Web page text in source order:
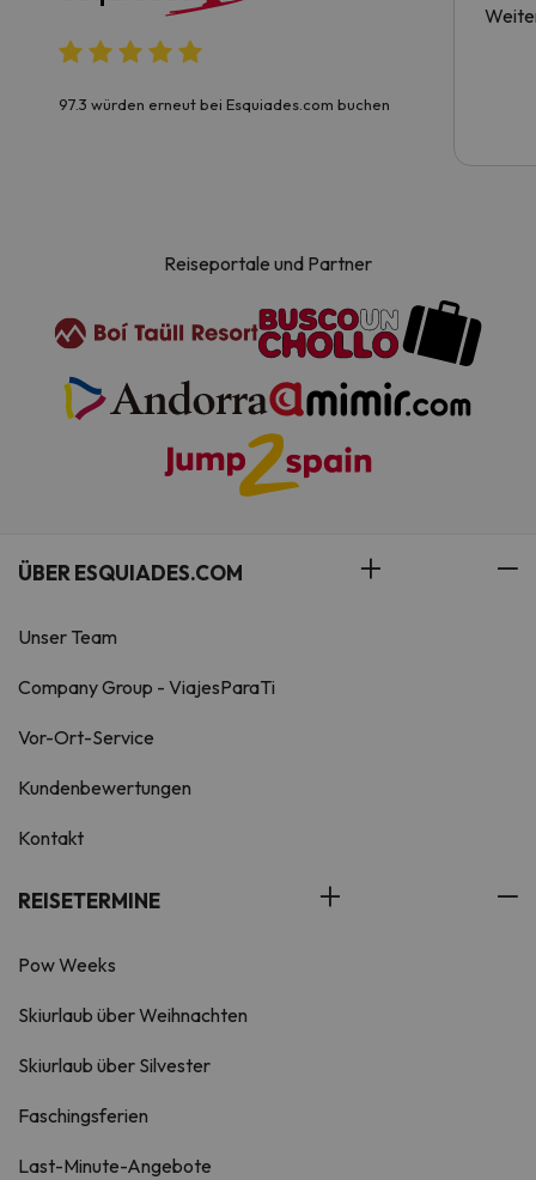
97.3 würden erneut bei Esquiades.com buchen
Reiseportale und Partner
ÜBER ESQUIADES.COM
Unser Team
Company Group - ViajesParaTi
Vor-Ort-Service
Kundenbewertungen
Kontakt
REISETERMINE
Pow Weeks
Skiurlaub über Weihnachten
Skiurlaub über Silvester
Faschingsferien
Last-Minute-Angebote